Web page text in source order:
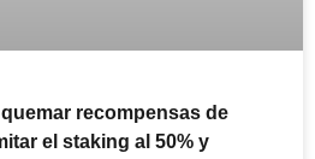
recompensas de
el staking al 50% y